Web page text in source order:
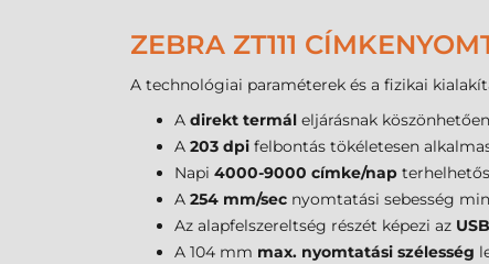
ZEBRA ZT111
A technológiai paraméterek és a fizikai
A direkt termál eljárásnak
A 203 dpi felbontás tökéletesen
Napi 4000-9000 címke/nap
A 254 mm/sec nyomtatási sebesség
Az alapfelszereltség részét képezi az USB
A 104 mm max. nyomtatási szélesség